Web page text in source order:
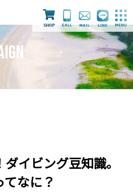
店舗案内
イビング豆知識。
てなに？